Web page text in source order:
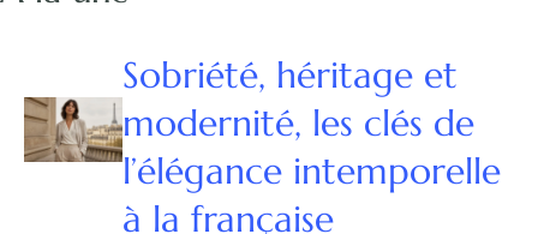
Sobriété, héritage et
modernité, les clés de
l’élégance intemporelle
à la française